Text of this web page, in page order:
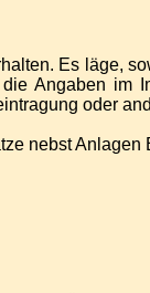
Es läge,
Angaben im
oder
nebst Anlagen